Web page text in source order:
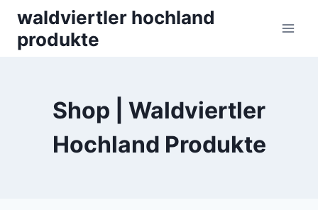
content
waldviertler hochland
produkte
Shop | Waldviertler
Hochland Produkte